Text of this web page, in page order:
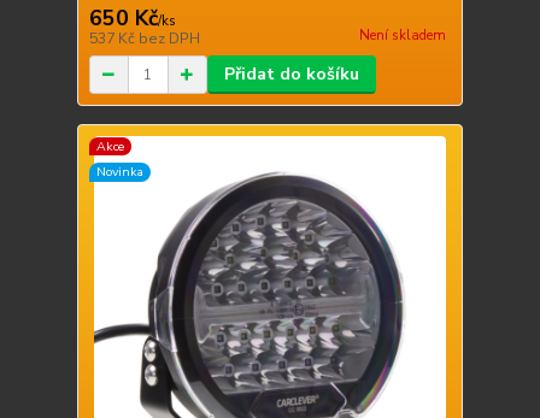
650 Kč/ks
537 Kč bez DPH Není skladem
Přidat do košíku
Akce
Novinka